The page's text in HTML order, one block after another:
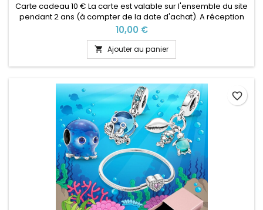
Carte cadeau 10 € La carte est valable sur l'ensemble du site
pendant 2 ans (à compter de la date d'achat). A réception
de votre commande, nous vous enverrons par mail une e-
carte cadeau avec un code valable sur le site (utilisable en
plusieurs fois) dans les 24h. Exemple : Si vous souhaitez une
carte de 50€ (indiqué quantité 5) Si vous souhaitez...
Prix
10,00 €
 Ajouter au panier
favorite_border